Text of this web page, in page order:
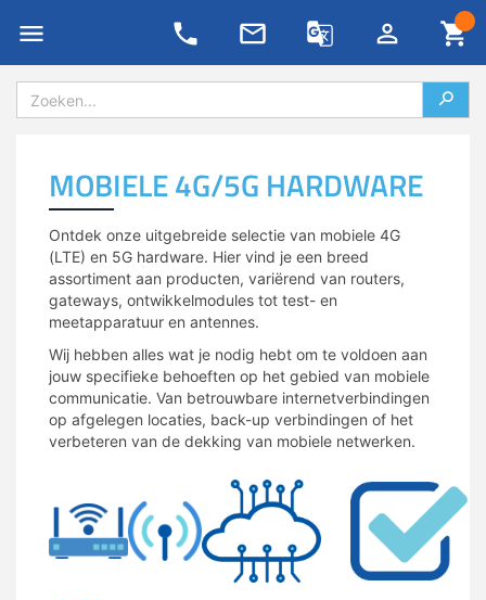
MOBIELE 4G/5G HARDWARE
Ontdek onze uitgebreide selectie van mobiele 4G
(LTE) en 5G hardware. Hier vind je een breed
assortiment aan producten, variërend van routers,
gateways, ontwikkelmodules tot test- en
meetapparatuur en antennes.
Wij hebben alles wat je nodig hebt om te voldoen aan
jouw specifieke behoeften op het gebied van mobiele
communicatie. Van betrouwbare internetverbindingen
op afgelegen locaties, back-up verbindingen of het
verbeteren van de dekking van mobiele netwerken.
Private LoRaWAN
All-in-one routers
NB-IoT/LTE-M & 5G RedCap
IoT data SIM’s
Antennes & meetapparatuur
Industrial IoT
IoT protocol conversie
4G/5G IoT oplossingen
Private netwerken
Lease oplossingen
Remote management
Sensor monitoring IP/NB-IoT
Maatwerk
Specials
Blog
Kennis archief
Whitepapers
Podcasts
IoT Lab
AI Affairs
Smart Week of IoT
support/retour aanvraag
Technische nieuwsbrief
Dienstbeschrijvingen
Contact
Nieuws
Ons team
Newsflash
Duurzaamheid & MCS
VADnet lidmaatschap
Vacatures
Contact & vestigingen